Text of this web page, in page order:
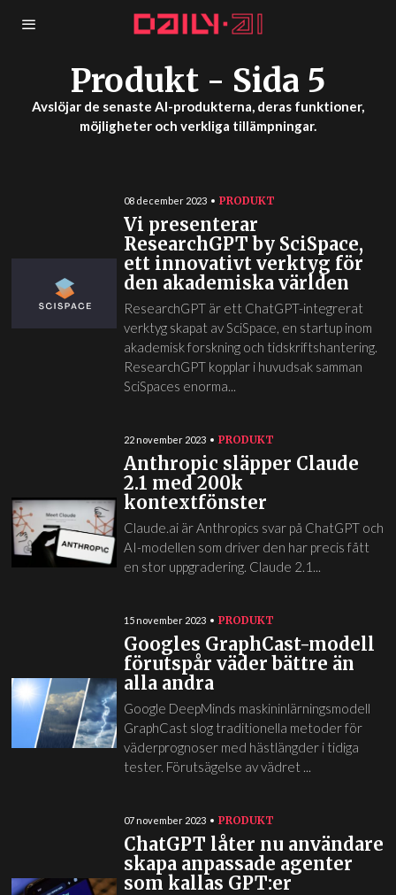
Produkt- Sida 5
Avslöjar de senaste AI-produkterna, deras funktioner,
möjligheter och verkliga tillämpningar.
08 december 2023 PRODUKT
Vi presenterar
ResearchGPT by SciSpace,
ett innovativt verktyg för
den akademiska världen
ResearchGPT är ett ChatGPT-integrerat
verktyg skapat av SciSpace, en startup inom
akademisk forskning och tidskriftshantering.
ResearchGPT kopplar i huvudsak samman
SciSpaces enorma...
22 november 2023 PRODUKT
Anthropic släpper Claude
2.1 med 200k
kontextfönster
Claude.ai är Anthropics svar på ChatGPT och
AI-modellen som driver den har precis fått
en stor uppgradering. Claude 2.1...
15 november 2023 PRODUKT
Googles GraphCast-modell
förutspår väder bättre än
alla andra
Google DeepMinds maskininlärningsmodell
GraphCast slog traditionella metoder för
väderprognoser med hästlängder i tidiga
tester. Förutsägelse av vädret ...
07 november 2023 PRODUKT
ChatGPT låter nu användare
skapa anpassade agenter
som kallas GPT:er